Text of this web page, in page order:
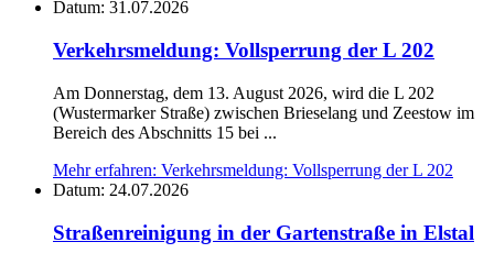
Datum: 31.07.2026
Verkehrsmeldung: Vollsperrung der L 202
Am Donnerstag, dem 13. August 2026, wird die L 202
(Wustermarker Straße) zwischen Brieselang und Zeestow im
Bereich des Abschnitts 15 bei ...
Mehr erfahren: Verkehrsmeldung: Vollsperrung der L 202
Datum: 24.07.2026
Straßenreinigung in der Gartenstraße in Elstal